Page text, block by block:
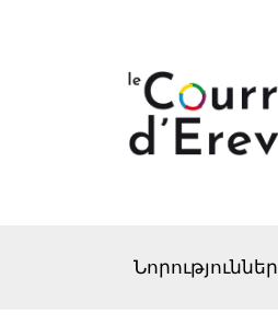
Նորություններ